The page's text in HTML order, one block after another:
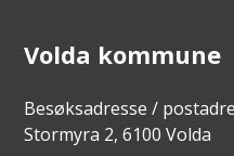
Volda kommune
Besøksadresse /
Stormyra 2, 6100 Volda